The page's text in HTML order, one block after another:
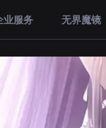
业服务 无界魔镜